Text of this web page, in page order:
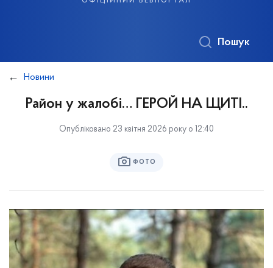
Пошук
Новини
Район у жалобі… ГЕРОЙ НА ЩИТІ..
Опубліковано 23 квітня 2026 року о 12:40
ФОТО